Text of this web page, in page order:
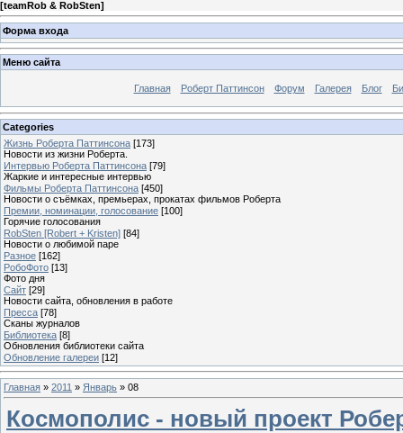
[teamRob & RobSten]
Форма входа
Меню сайта
Главная Роберт Паттинсон Форум Галерея Блог
Categories
Жизнь Роберта Паттинсона [173]
Новости из жизни Роберта.
Интервью Роберта Паттинсона [79]
Жаркие и интересные интервью
Фильмы Роберта Паттинсона [450]
Новости о съёмках, премьерах, прокатах фильмов Роберта
Премии, номинации, голосование [100]
Горячие голосования
RobSten [Robert + Kristen] [84]
Новости о любимой паре
Разное [162]
РобоФото [13]
Фото дня
Сайт [29]
Новости сайта, обновления в работе
Пресса [78]
Сканы журналов
Библиотека [8]
Обновления библиотеки сайта
Обновление галереи [12]
Главная » 2011 » Январь » 08
Космополис - новый проект